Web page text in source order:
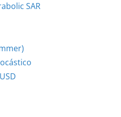
SAR